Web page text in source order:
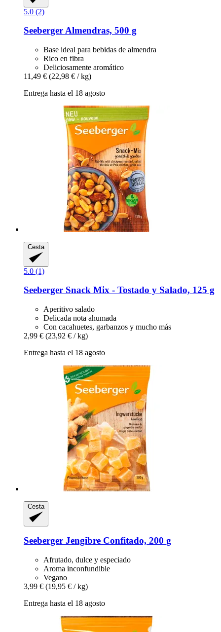
5.0 (2)
SeebergerAlmendras, 500 g
Base ideal para bebidas de almendra
Rico en fibra
Deliciosamente aromático
11,49 € (22,98 € / kg)
Entrega hasta el 18 agosto
Cesta
5.0 (1)
Seeberger Snack Mix -​ Tostado y Salado, 125 g
Aperitivo salado
Delicada nota ahumada
Con cacahuetes, garbanzos y mucho más
2,99 € (23,92 € / kg)
Entrega hasta el 18 agosto
Cesta
Seeberger Jengibre Confitado, 200 g
Afrutado, dulce y especiado
Aroma inconfundible
Vegano
3,99 € (19,95 € / kg)
Entrega hasta el 18 agosto